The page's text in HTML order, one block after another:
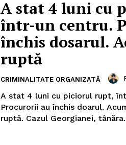
A stat 4 luni cu
într-un centru.
închis dosarul.
ruptă
CRIMINALITATE ORGANIZATĂ
A stat 4 luni cu piciorul rupt,
Procurorii au închis doarul.
ruptă. Cazul Georgianei,